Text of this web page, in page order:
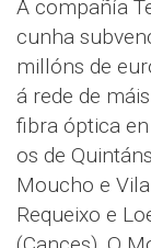
A compañía
cunha
millóns de
á rede de
fibra óptica
os de
Moucho e
Requeixo e